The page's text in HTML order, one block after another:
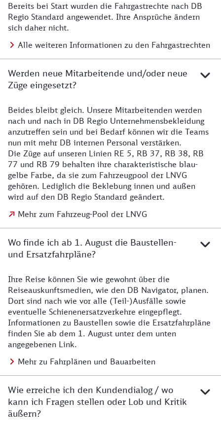
Details zu Fahrgastrechten
Bereits bei Start wurden die Fahrgastrechte nach DB
Regio Standard angewendet. Ihre Ansprüche ändern
sich daher nicht.
Alle weiteren Informationen zu den Fahrgastrechten
Werden neue Mitarbeitende und/oder neue
Züge eingesetzt?
Details zu den Mitarbeitenden
Beides bleibt gleich. Unsere Mitarbeitenden werden
nach und nach in DB Regio Unternehmensbekleidung
anzutreffen sein und bei Bedarf können wir die Teams
nun mit mehr DB internen Personal verstärken.
Die Züge auf unseren Linien RE 5, RB 37, RB 38, RB
77 und RB 79 behalten ihre charakteristische blau-
gelbe Farbe, da sie zum Fahrzeugpool der LNVG
gehören. Lediglich die Beklebung innen und außen
wird auf den DB Regio Standard geändert.
Mehr zum Fahrzeug-Pool der LNVG
Wo finde ich ab 1. August die Baustellen-
und Ersatzfahrpläne?
Details zu Baustelle
Ihre Reise können Sie wie gewohnt über die
Reiseauskunftsmedien, wie den DB Navigator, planen.
Dort sind nach wie vor alle (Teil-)Ausfälle sowie
eventuelle Schienenersatzverkehre eingepflegt.
Informationen zu Baustellen sowie die Ersatzfahrpläne
finden Sie ab dem 1. August unter dem unten
angegebenen Link.
Mehr zu Fahrplänen und Bauarbeiten
Wie erreiche ich den Kundendialog / wo
kann ich Fragen stellen oder Lob und Kritik
äußern?